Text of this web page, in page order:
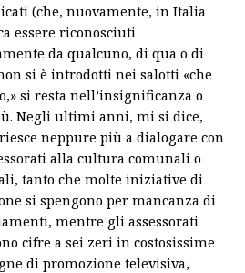
(che, nuovamente, in Italia
essere riconosciuti
da qualcuno, di qua o di
si è introdotti nei salotti «che
si resta nell’insignificanza o
Negli ultimi anni, mi si dice,
neppure più a dialogare con
alla cultura comunali o
tanto che molte iniziative di
si spengono per mancanza di
mentre gli assessorati
cifre a sei zeri in costosissime
di promozione televisiva,